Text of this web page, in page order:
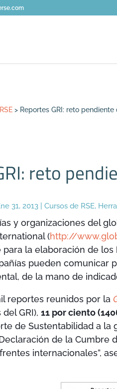
> Reportes GRI: reto
reto
31, 2013 |Cursos de RSE,
y organizaciones del
(http://
la elaboración de los
pueden comunicar
de la mano de
reportes reunidos por la
del GRI),11 por ciento
de Sustentabilidad a
de la Cumbre
internacionales”,